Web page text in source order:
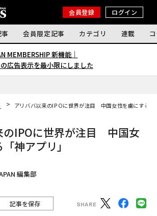
会員登録 ログイン
会員限定記事 カテゴリ 連載
MEMBERSHIP 新機能｜
広告表示を最小限にしました
アリババ以来のIPOに世界が注目 中国女性を虜にする「
のIPOに世界が注目 中国女
神アプリ」
編集部
記事を保存